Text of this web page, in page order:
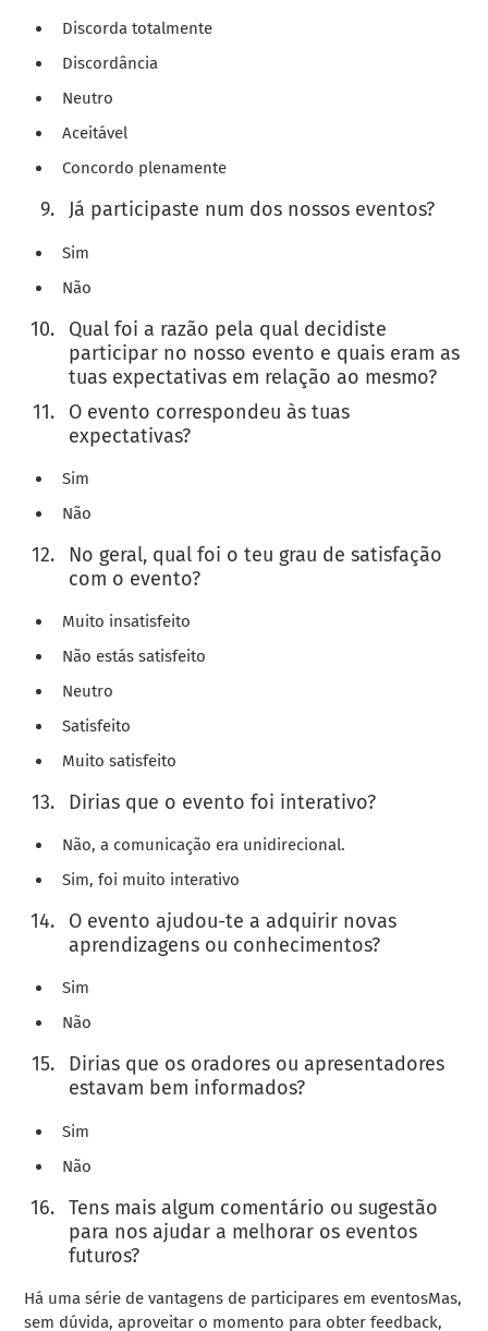
Discorda totalmente
Discordância
Neutro
Aceitável
Concordo plenamente
Já participaste num dos nossos eventos?
Sim
Não
Qual foi a razão pela qual decidiste
participar no nosso evento e quais eram as
tuas expectativas em relação ao mesmo?
O evento correspondeu às tuas
expectativas?
Sim
Não
No geral, qual foi o teu grau de satisfação
com o evento?
Muito insatisfeito
Não estás satisfeito
Neutro
Satisfeito
Muito satisfeito
Dirias que o evento foi interativo?
Não, a comunicação era unidirecional.
Sim, foi muito interativo
O evento ajudou-te a adquirir novas
aprendizagens ou conhecimentos?
Sim
Não
Dirias que os oradores ou apresentadores
estavam bem informados?
Sim
Não
Tens mais algum comentário ou sugestão
para nos ajudar a melhorar os eventos
futuros?
Há uma série devantagens de participares em eventosMas,
sem dúvida, aproveitar o momento para obter feedback,